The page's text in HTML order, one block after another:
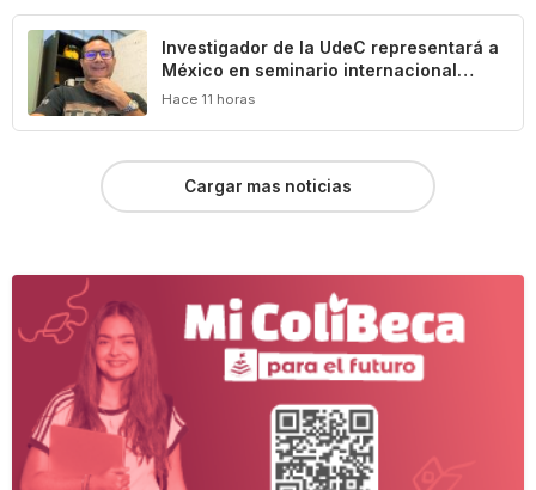
Investigador de la UdeC representará a
México en seminario internacional
sobre agua, medio ambiente y geotecnia
Hace 11 horas
Cargar mas noticias